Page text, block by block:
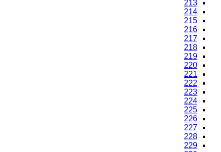
213
214
215
216
217
218
219
220
221
222
223
224
225
226
227
228
229